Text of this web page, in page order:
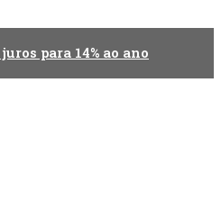
para 14% ao ano